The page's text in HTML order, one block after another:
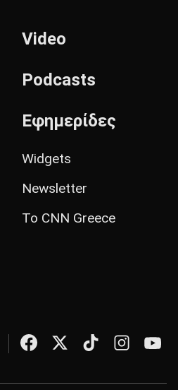
Video
Podcasts
Εφημερίδες
Widgets
Newsletter
Το CNN Greece